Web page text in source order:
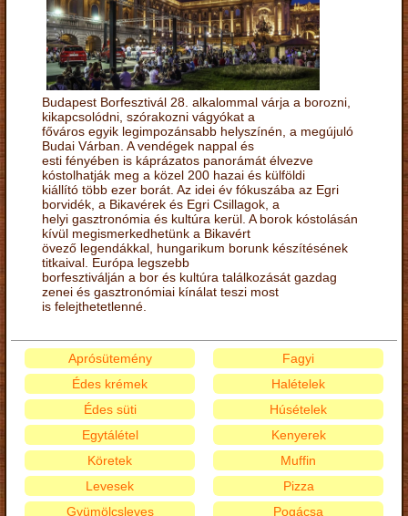
Budapest Borfesztivál 28. alkalommal várja a borozni,
kikapcsolódni, szórakozni vágyókat a
főváros egyik legimpozánsabb helyszínén, a megújuló
Budai Várban. A vendégek nappal és
esti fényében is káprázatos panorámát élvezve
kóstolhatják meg a közel 200 hazai és külföldi
kiállító több ezer borát. Az idei év fókuszába az Egri
borvidék, a Bikavérek és Egri Csillagok, a
helyi gasztronómia és kultúra kerül. A borok kóstolásán
kívül megismerkedhetünk a Bikavért
övező legendákkal, hungarikum borunk készítésének
titkaival. Európa legszebb
borfesztiválján a bor és kultúra találkozását gazdag
zenei és gasztronómiai kínálat teszi most
is felejthetetlenné.
Aprósütemény
Édes krémek
Édes süti
Egytálétel
Fagyi
Halételek
Húsételek
Kenyerek
Köretek
Levesek
Gyümölcsleves
Muffin
Pizza
Pogácsa